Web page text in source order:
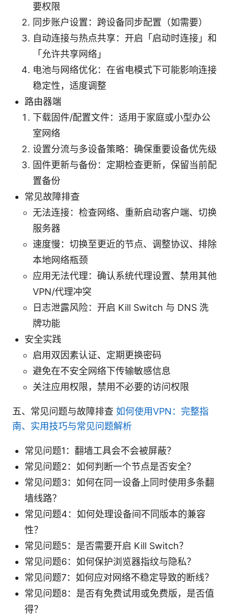
要权限
同步账户设置：跨设备同步配置（如需要）
自动连接与热点共享：开启「启动时连接」和
「允许共享网络」
电池与网络优化：在省电模式下可能影响连接
稳定性，适度调整
路由器端
下载固件/配置文件：适用于家庭或小型办公
室网络
设置分流与多设备策略：确保重要设备优先级
固件更新与备份：定期检查更新，保留当前配
置备份
常见故障排查
无法连接：检查网络、重新启动客户端、切换
服务器
速度慢：切换至更近的节点、调整协议、排除
本地网络瓶颈
应用无法代理：确认系统代理设置、禁用其他
VPN/代理冲突
日志泄露风险：开启 Kill Switch 与 DNS 洗
牌功能
安全实践
启用双因素认证、定期更换密码
避免在不安全网络下传输敏感信息
关注应用权限，禁用不必要的访问权限
五、常见问题与故障排查 如何使用VPN：完整指
南、实用技巧与常见问题解析
常见问题1：翻墙工具会不会被屏蔽？
常见问题2：如何判断一个节点是否安全？
常见问题3：如何在同一设备上同时使用多条翻
墙线路？
常见问题4：如何处理设备间不同版本的兼容
性？
常见问题5：是否需要开启 Kill Switch？
常见问题6：如何保护浏览器指纹与隐私？
常见问题7：如何应对网络不稳定导致的断线？
常见问题8：是否有免费试用或免费版，是否值
得？